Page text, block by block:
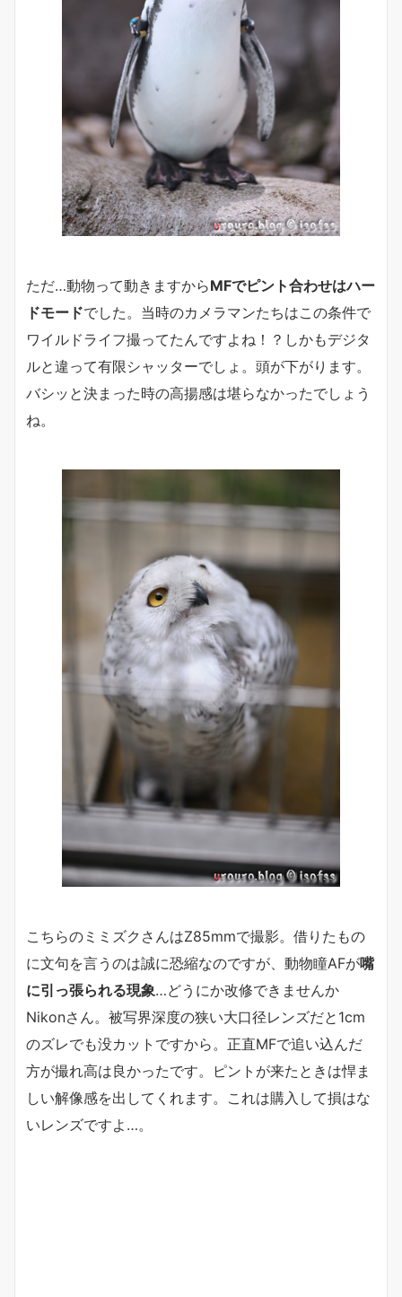
ただ…動物って動きますからMFでピント合わせはハー
ドモードでした。当時のカメラマンたちはこの条件で
ワイルドライフ撮ってたんですよね！？しかもデジタ
ルと違って有限シャッターでしょ。頭が下がります。
バシッと決まった時の高揚感は堪らなかったでしょう
ね。
こちらのミミズクさんはZ85mmで撮影。借りたもの
に文句を言うのは誠に恐縮なのですが、動物瞳AFが嘴
に引っ張られる現象…どうにか改修できませんか
Nikonさん。被写界深度の狭い大口径レンズだと1cm
のズレでも没カットですから。正直MFで追い込んだ
方が撮れ高は良かったです。ピントが来たときは悍ま
しい解像感を出してくれます。これは購入して損はな
いレンズですよ…。